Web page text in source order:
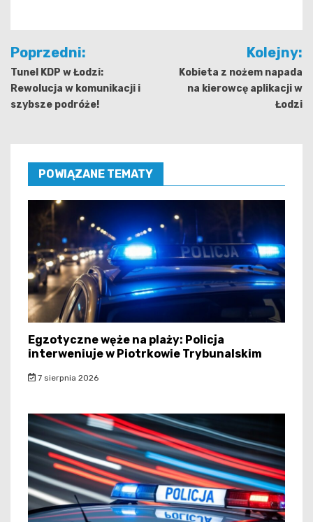
Nawigacja
wpisu
Poprzedni:
Tunel KDP w Łodzi:
Rewolucja w komunikacji i
szybsze podróże!
Kolejny:
Kobieta z nożem napada
na kierowcę aplikacji w
Łodzi
POWIĄZANE TEMATY
Egzotyczne węże na plaży: Policja
interweniuje w Piotrkowie Trybunalskim
7 sierpnia 2026